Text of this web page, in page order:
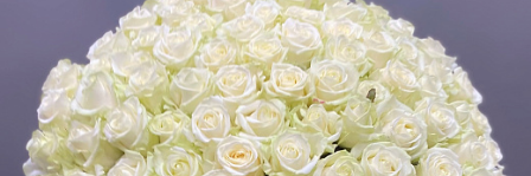
КОНТАКТНЫЕ ДАННЫЕ